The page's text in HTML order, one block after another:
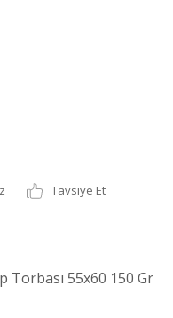
Tavsiye Et
Torbası 55x60 150 Gr